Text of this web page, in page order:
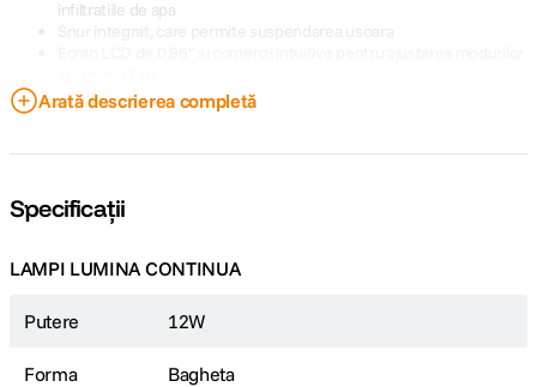
infiltratiile de apa
Snur integrat, care permite suspendarea usoara
Filet universal de 1/4, compatibil cu diverse accesorii
Baterie de 18Wh, pentru o autonomie extinsa
Arată descrierea completă
Specificații
LAMPI LUMINA CONTINUA
Putere 12W
Forma Bagheta